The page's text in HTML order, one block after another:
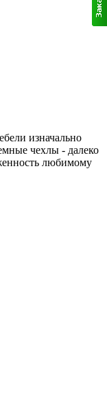
изначально
чехлы - далеко
любимому